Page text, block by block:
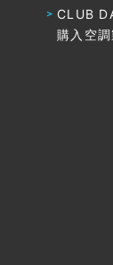
CLUB
購入空調